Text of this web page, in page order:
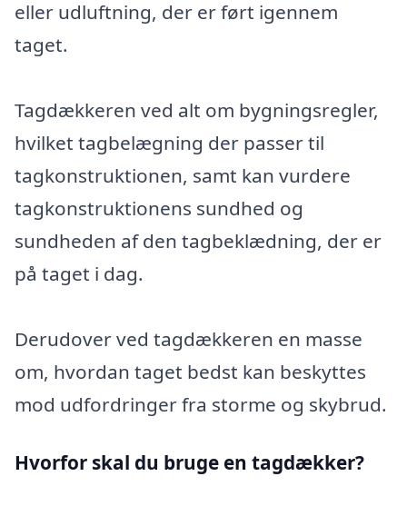
eller udluftning, der er ført igennem
taget.
Tagdækkeren ved alt om bygningsregler,
hvilket tagbelægning der passer til
tagkonstruktionen, samt kan vurdere
tagkonstruktionens sundhed og
sundheden af den tagbeklædning, der er
på taget i dag.
Derudover ved tagdækkeren en masse
om, hvordan taget bedst kan beskyttes
mod udfordringer fra storme og skybrud.
Hvorfor skal du bruge en tagdækker?